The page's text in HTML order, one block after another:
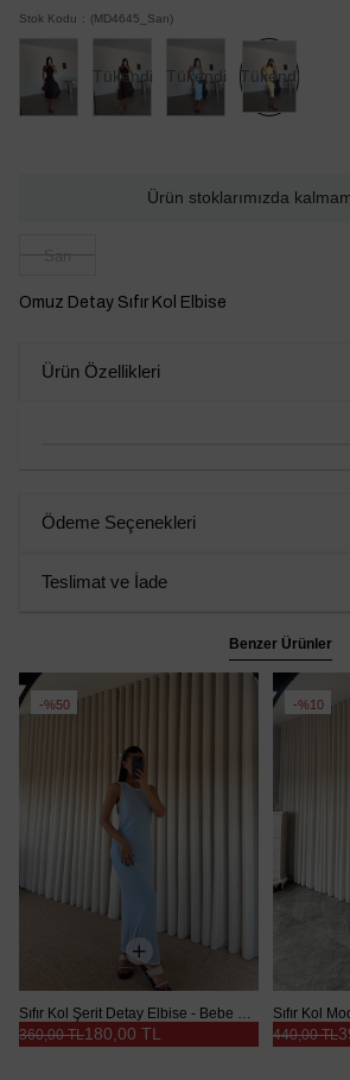
Stok Kodu (MD4645_Sarı)
Tükendi Tükendi Tükendi
Ürün stoklarımızda
Omuz Detay Sıfır Kol Elbise
Ürün Özellikleri
Ödeme Seçenekleri
Teslimat ve İade
Benzer Ürünler
%50
Sıfır Kol Şerit Detay Elbise - Bebe Mavi
180,00 TL
360,00 TL
%10
Sıfır Kol
440,00 TL